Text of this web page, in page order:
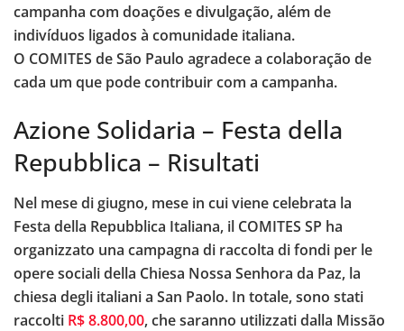
campanha com doações e divulgação, além de
indivíduos ligados à comunidade italiana.
O COMITES de São Paulo agradece a colaboração de
cada um que pode contribuir com a campanha.
Azione Solidaria – Festa della
Repubblica – Risultati
Nel mese di giugno, mese in cui viene celebrata la
Festa della Repubblica Italiana, il COMITES SP ha
organizzato una campagna di raccolta di fondi per le
opere sociali della Chiesa Nossa Senhora da Paz, la
chiesa degli italiani a San Paolo. In totale, sono stati
raccolti R$ 8.800,00, che saranno utilizzati dalla Missão